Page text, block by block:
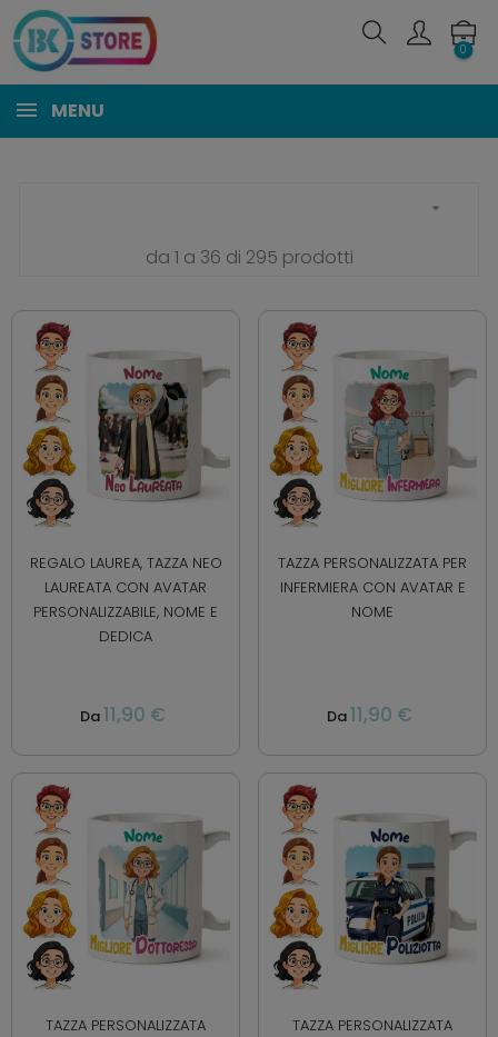
0
MENU

da 1 a 36 di 295 prodotti
REGALO LAUREA, TAZZA NEO
LAUREATA CON AVATAR
PERSONALIZZABILE, NOME E
DEDICA
Da11,90 €
TAZZA PERSONALIZZATA PER
INFERMIERA CON AVATAR E
NOME
Da11,90 €
TAZZA PERSONALIZZATA
TAZZA PERSONALIZZATA